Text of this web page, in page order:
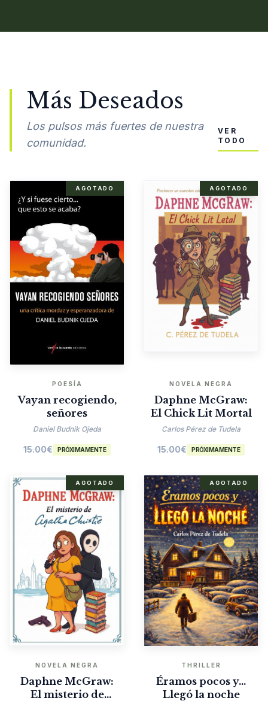
Más Deseados
Los pulsos más fuertes de nuestra
comunidad.
VER
TODO
AGOTADO
POESÍA
Vayan recogiendo,
señores
Daniel Budnik Ojeda
15.00€ PRÓXIMAMENTE
AGOTADO
NOVELA NEGRA
Daphne McGraw:
El Chick Lit Mortal
Carlos Pérez de Tudela
15.00€ PRÓXIMAMENTE
AGOTADO
NOVELA NEGRA
Daphne McGraw:
El misterio de
AGOTADO
THRILLER
Éramos pocos y…
Llegó la noche